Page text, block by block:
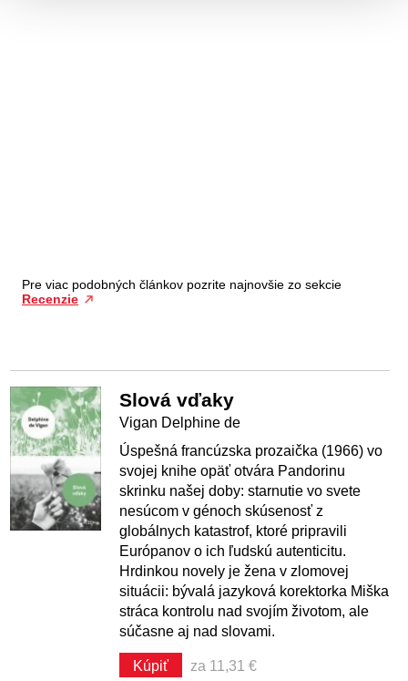
Pre viac podobných článkov pozrite najnovšie zo sekcie
Recenzie
Slová vďaky
Vigan Delphine de
Úspešná francúzska prozaička (1966) vo
svojej knihe opäť otvára Pandorinu
skrinku našej doby: starnutie vo svete
nesúcom v génoch skúsenosť z
globálnych katastrof, ktoré pripravili
Európanov o ich ľudskú autenticitu.
Hrdinkou novely je žena v zlomovej
situácii: bývalá jazyková korektorka Miška
stráca kontrolu nad svojím životom, ale
súčasne aj nad slovami.
Kúpiť za 11,31 €